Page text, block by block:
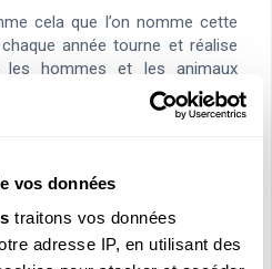
vos données
traitons vos données
adresse IP, en utilisant des
cela que l’on nomme cette
année tourne et réalise
les hommes et les animaux
Bergers, gypaètes,
films de Véronique,
à ses derniers instants.
larevue Salamandre n°279